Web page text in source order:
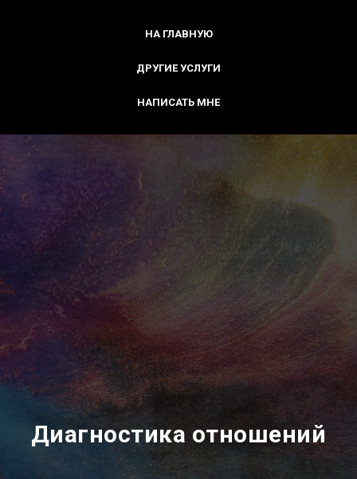
НА ГЛАВНУЮ
ДРУГИЕ УСЛУГИ
НАПИСАТЬ МНЕ
Диагностика отношений